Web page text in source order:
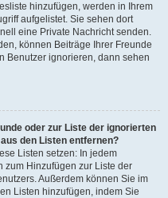
hinzufügen, werden in Ihrem
aufgelistet. Sie sehen dort
eine Private Nachricht senden.
können Beiträge Ihrer Freunde
Benutzer ignorieren, dann sehen
oder zur Liste der ignorierten
den Listen entfernen?
Listen setzen: In jedem
zum Hinzufügen zur Liste der
Außerdem können Sie im
Listen hinzufügen, indem Sie